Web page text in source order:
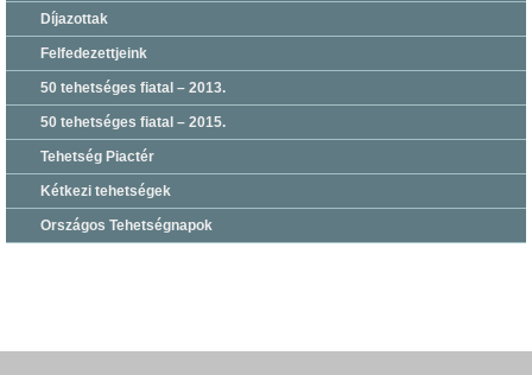
Díjazottak
Felfedezettjeink
50 tehetséges fiatal – 2013.
50 tehetséges fiatal – 2015.
Tehetség Piactér
Kétkezi tehetségek
Országos Tehetségnapok